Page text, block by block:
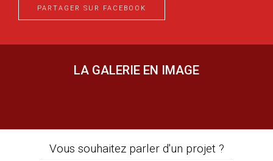
PARTAGER SUR FACEBOOK
LA GALERIE EN IMAGE
Vous souhaitez parler d'un projet ?